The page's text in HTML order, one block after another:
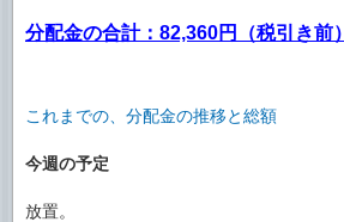
分配金の合計：82,360円（税引き前）
これまでの、分配金の推移と総額
今週の予定
放置。